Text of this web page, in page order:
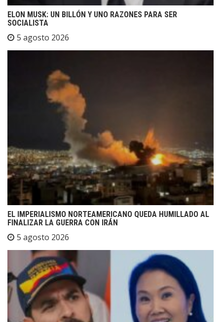
ELON MUSK: UN BILLÓN Y UNO RAZONES PARA SER
SOCIALISTA
5 agosto 2026
EL IMPERIALISMO NORTEAMERICANO QUEDA HUMILLADO AL
FINALIZAR LA GUERRA CON IRÁN
5 agosto 2026